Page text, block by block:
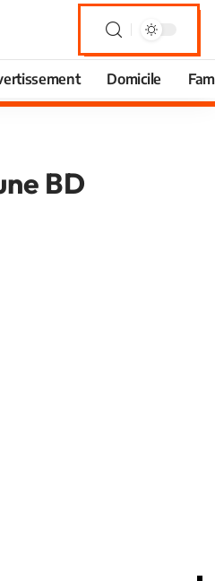
Domicile
BD